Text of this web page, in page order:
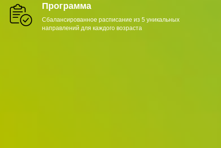
Программа
Сбалансированное расписание из 5 уникальных
направлений для каждого возраста